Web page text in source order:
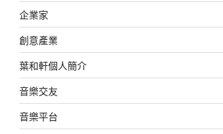
企業家
創意產業
葉和軒個人簡介
音樂交友
音樂平台